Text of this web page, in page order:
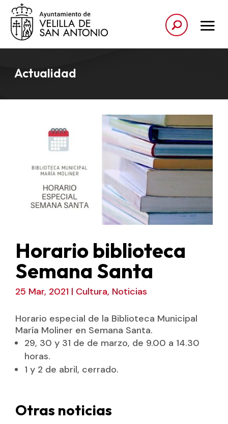
Actualidad
Horario biblioteca
Semana Santa
25 Mar, 2021 | Cultura, Noticias
Horario especial de la Biblioteca Municipal
María Moliner en Semana Santa.
29, 30 y 31 de de marzo, de 9.00 a 14.30
horas.
1 y 2 de abril, cerrado.
Otras noticias